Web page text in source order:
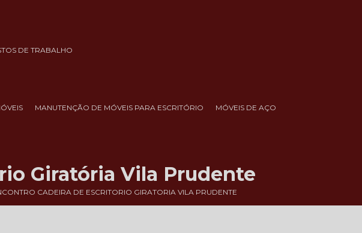
DE TRABALHO
MANUTENÇÃO DE MÓVEIS PARA ESCRITÓRIO MÓVEIS DE AÇO
CADEIRA DE ESCRITORIO GIRATORIA VILA PRUDENTE
Giratória Vila Prudente